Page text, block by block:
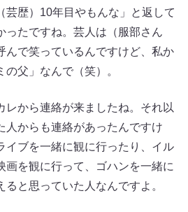
芸歴）10年目やもんな」と返して
ったですね。芸人は（服部さん
んで笑っているんですけど、私か
父」なんで（笑）。
から連絡が来ましたね。それ以
人からも連絡があったんですけ
イブを一緒に観に行ったり、イル
画を観に行って、ゴハンを一緒に
と思っていた人なんですよ。